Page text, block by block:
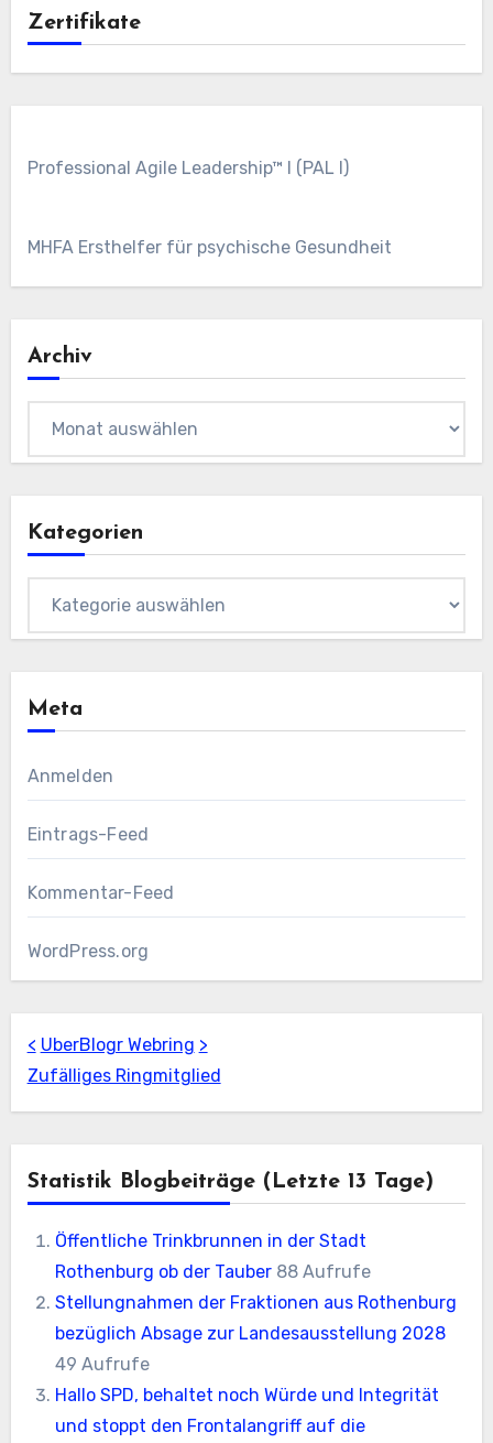
Zertifikate
Professional Agile Leadership™ I (PAL I)
MHFA Ersthelfer für psychische Gesundheit
Archiv
Kategorien
Meta
Anmelden
Eintrags-Feed
Kommentar-Feed
WordPress.org
< UberBlogr Webring >
Zufälliges Ringmitglied
Statistik Blogbeiträge (letzte 13 Tage)
Öffentliche Trinkbrunnen in der Stadt
Rothenburg ob der Tauber 88 Aufrufe
Stellungnahmen der Fraktionen aus Rothenburg
bezüglich Absage zur Landesausstellung 2028
49 Aufrufe
Hallo SPD, behaltet noch Würde und Integrität
und stoppt den Frontalangriff auf die